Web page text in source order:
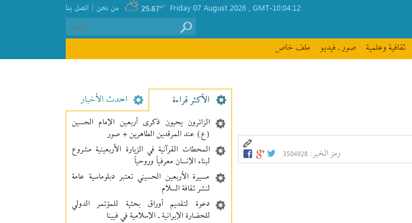
اتصل بنا | من نحن GMT-10:04:12
25.67°
ثقافیة وعلمیة صور ـ فيديو ملف خاص
رمز الخبر:3504928
الأکثر قراءة احدث الأخبار
الزائرون يحيون ذكرى أربعين الإمام الحسين
(ع) عند المرقدين الطاهرين + صور
المحطات القرآنية في الزيارة الأربعينية مشروع
لبناء الإنسان معرفیاً وروحياً
مسيرة الأربعين الحسيني تعتبر دبلوماسية عامة
لنشر ثقافة السلام
دعوة لتقديم أوراق بحثية للمؤتمر الدولي
للحضارة الإيرانية ـ الإسلامية في فيينا